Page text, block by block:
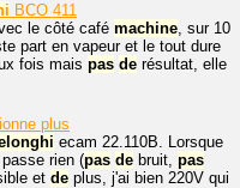
BCO 411
le côté café machine, sur 10
part en vapeur et le tout dure
fois mais pas de résultat, elle
plus
ecam 22.110B. Lorsque
rien (pas de bruit, pas
et de plus, j'ai bien 220V qui